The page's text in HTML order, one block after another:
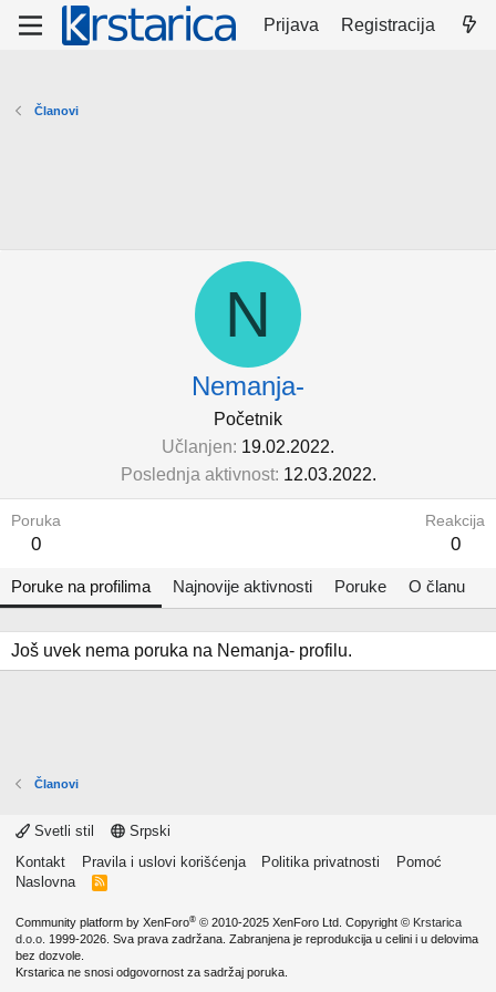
Prijava Registracija
Članovi
N
Nemanja-
Početnik
Učlanjen 19.02.2022.
Poslednja aktivnost 12.03.2022.
Poruka
0
Reakcija
0
Poruke na profilima Najnovije aktivnosti Poruke O članu
Još uvek nema poruka na Nemanja- profilu.
Članovi
Svetli stil
Srpski
Kontakt
Pravila i uslovi korišćenja Politika privatnosti
Pomoć
Naslovna
R
Community platform by XenForo® © 2010-2025 XenForo Ltd. Copyright © Krstarica
d.o.o. 1999-2026. Sva prava zadržana. Zabranjena je reprodukcija u celini i u delovima
bez dozvole.
Krstarica ne snosi odgovornost za sadržaj poruka.